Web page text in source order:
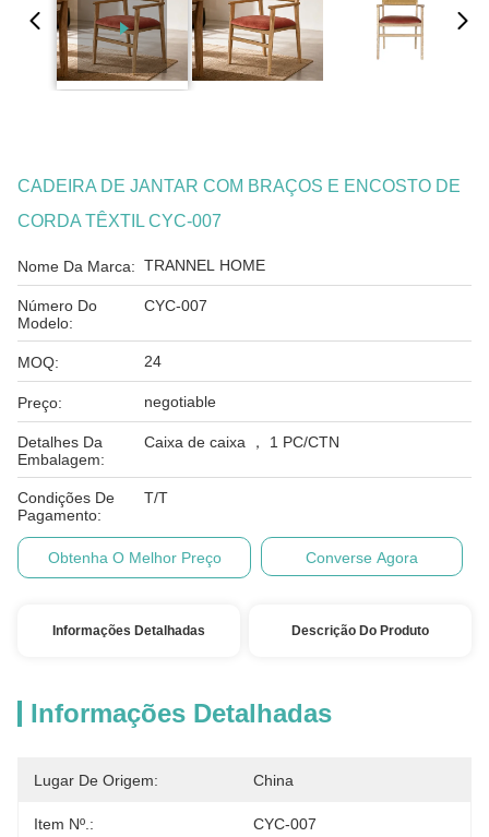
CADEIRA DE JANTAR COM BRAÇOS E ENCOSTO DE
CORDA TÊXTIL CYC-007
Nome Da Marca: TRANNEL HOME
Número Do
Modelo:
CYC-007
MOQ: 24
Preço: negotiable
Detalhes Da
Embalagem:
Caixa de caixa ， 1 PC/CTN
Condições De
Pagamento:
T/T
Obtenha O Melhor Preço Converse Agora
Informações Detalhadas Descrição Do Produto
Informações Detalhadas
Lugar De Origem: China
Item Nº.: CYC-007